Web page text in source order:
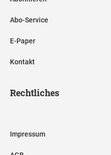
Abo-Service
E-Paper
Kontakt
Rechtliches
Impressum